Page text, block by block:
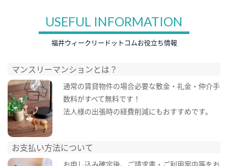
USEFUL INFORMATION
福井ウィークリードットコムお役立ち情報
マンスリーマンションとは？
通常の賃貸物件の場合必要な敷金・礼金・仲介手
数料がすべて無料です！
法人様の出張時の経費削減にもおすすめです。
お支払い方法について
お申し込み確定後、ご請求書・ご利用案内等をお